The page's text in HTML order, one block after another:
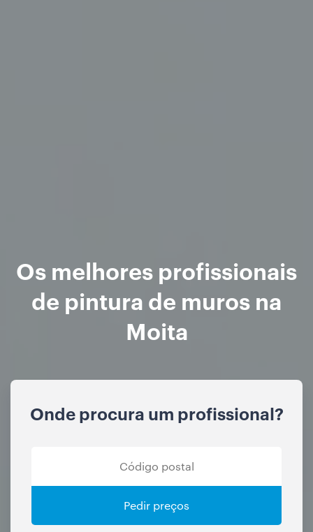
Os melhores profissionais
de pintura de muros na
Moita
Onde procura um profissional?
Pedir preços